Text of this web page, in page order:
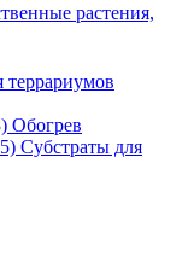
растения,
Обогрев
Субстраты для